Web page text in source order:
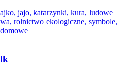
jajo, katarzynki, kura, ludowe
rolnictwo ekologiczne, symbole,